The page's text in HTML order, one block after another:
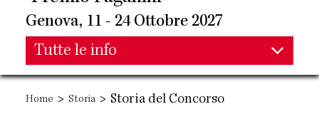
Genova, 11 - 24 Ottobre 2027
Main
navigation
Tutte le info
Main
navigation
Home > Storia > Storia del Concorso